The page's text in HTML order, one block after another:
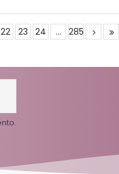
22 23 24 ... 285